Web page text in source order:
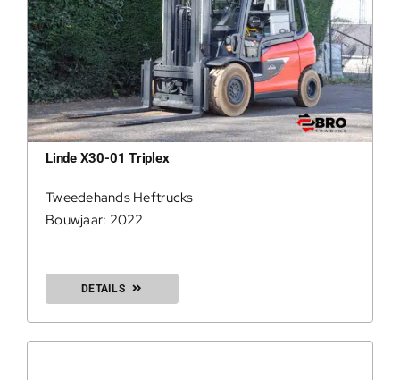
Linde X30-01 Triplex
Tweedehands Heftrucks
Bouwjaar: 2022
DETAILS